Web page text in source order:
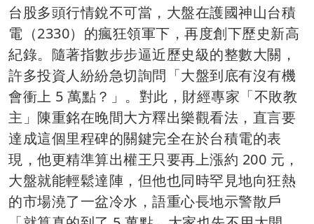
台股多頭行情銳不可當，大盤在護國神山台積
電（2330）的瘋狂領軍下，再度創下歷史新高
紀錄。隨著指數步步逼近歷史級的整數大關，
許多投資人紛紛急切詢問「大盤到底有沒有機
會衝上 5 萬點？」。對此，財經專家「不敗教
主」陳重銘在晚間大方釋出樂觀看法，直言要
達成這個里程碑的關鍵完全在於台積電的表
現，他更精準算出權王只要再上漲約 200 元，
大盤就能輕鬆達陣，但他也同時罕見地向狂熱
的市場澆了一盆冷水，語重心長地示警散戶